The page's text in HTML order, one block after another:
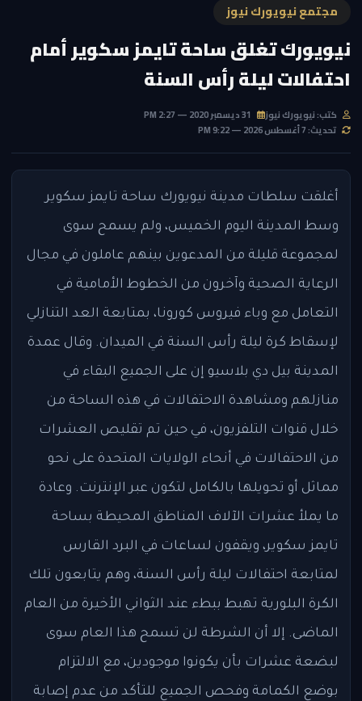
مجتمع نيويورك نيوز
نيويورك تغلق ساحة تايمز سكوير أمام
احتفالات ليلة رأس السنة
كتب: نيويورك نيوز
تحديث: 7 أغسطس 2026 — 9:22 PM
أغلقت سلطات مدينة نيويورك ساحة تايمز سكوير
وسط المدينة اليوم الخميس، ولم يسمح سوى
لمجموعة قليلة من المدعوين بينهم عاملون في مجال
الرعاية الصحية وآخرون من الخطوط الأمامية في
التعامل مع وباء فيروس كورونا، بمتابعة العد التنازلي
لإسقاط كرة ليلة رأس السنة في الميدان. وقال عمدة
المدينة بيل دي بلاسيو إن على الجميع البقاء في
منازلهم ومشاهدة الاحتفالات في هذه الساحة من
خلال قنوات التلفزيون، في حين تم تقليص العشرات
من الاحتفالات في أنحاء الولايات المتحدة على نحو
مماثل أو تحويلها بالكامل لتكون عبر الإنترنت. وعادة
ما يملأ عشرات الآلاف المناطق المحيطة بساحة
تايمز سكوير، ويقفون لساعات في البرد القارس
لمتابعة احتفالات ليلة رأس السنة، وهم يتابعون تلك
الكرة البلورية تهبط ببطء عند الثواني الأخيرة من العام
الماضى. إلا أن الشرطة لن تسمح هذا العام سوى
لبضعة عشرات بأن يكونوا موجودين، مع الالتزام
بوضع الكمامة وفحص الجميع للتأكد من عدم إصابة